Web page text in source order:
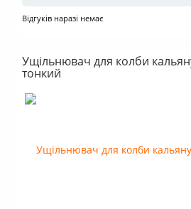
Відгуків наразі немає
Ущільнювач для колби
тонкий